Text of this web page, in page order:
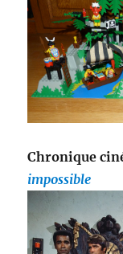
Chronique
impossible